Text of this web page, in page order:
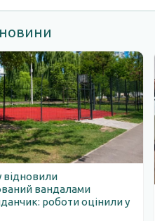
відновили
вандалами
роботи оцінили у